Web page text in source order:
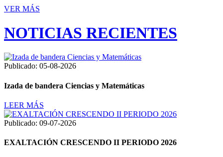
VER MÁS
NOTICIAS RECIENTES
Publicado: 05-08-2026
Izada de bandera Ciencias y Matemáticas
LEER MÁS
Publicado: 09-07-2026
EXALTACIÓN CRESCENDO II PERIODO 2026